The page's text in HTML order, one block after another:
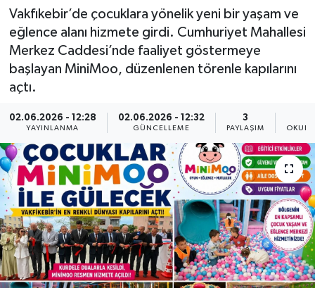
Vakfıkebir’de çocuklara yönelik yeni bir yaşam ve
eğlence alanı hizmete girdi. Cumhuriyet Mahallesi
Merkez Caddesi’nde faaliyet göstermeye
başlayan MiniMoo, düzenlenen törenle kapılarını
açtı.
02.06.2026 - 12:28
YAYINLANMA
02.06.2026 - 12:32
GÜNCELLEME
3
PAYLAŞIM
GÜNDEM
Tüm Manşetler
Son Dakika Haberleri